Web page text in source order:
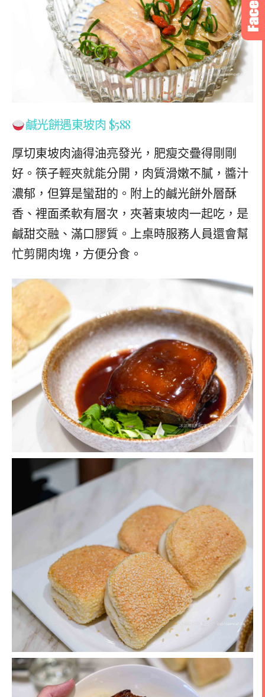
鹹光餅遇東坡肉 $588
厚切東坡肉滷得油亮發光，肥瘦交疊得剛剛
好。筷子輕夾就能分開，肉質滑嫩不膩，醬汁
濃郁，但算是蠻甜的。附上的鹹光餅外層酥
香、裡面柔軟有層次，夾著東坡肉一起吃，是
鹹甜交融、滿口膠質。上桌時服務人員還會幫
忙剪開肉塊，方便分食。